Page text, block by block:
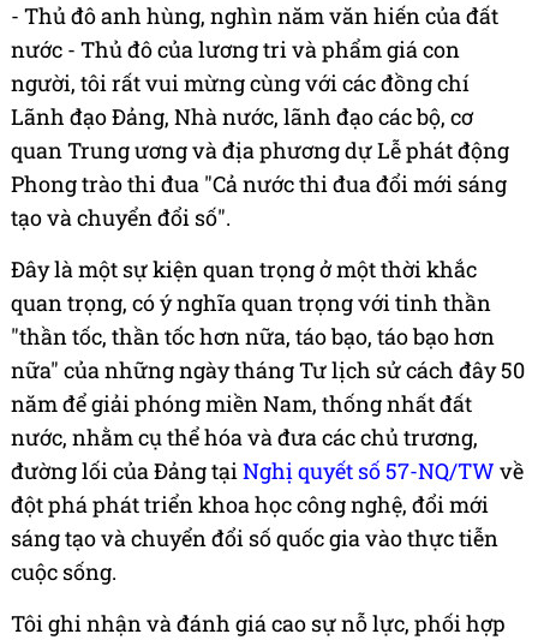
- Thủ đô anh hùng, nghìn năm văn hiến của đất
nước - Thủ đô của lương tri và phẩm giá con
người, tôi rất vui mừng cùng với các đồng chí
Lãnh đạo Đảng, Nhà nước, lãnh đạo các bộ, cơ
quan Trung ương và địa phương dự Lễ phát động
Phong trào thi đua "Cả nước thi đua đổi mới sáng
tạo và chuyển đổi số".
Đây là một sự kiện quan trọng ở một thời khắc
quan trọng, có ý nghĩa quan trọng với tinh thần
"thần tốc, thần tốc hơn nữa, táo bạo, táo bạo hơn
nữa" của những ngày tháng Tư lịch sử cách đây 50
năm để giải phóng miền Nam, thống nhất đất
nước, nhằm cụ thể hóa và đưa các chủ trương,
đường lối của Đảng tạiNghị quyết số 57-NQ/TW về
đột phá phát triển khoa học công nghệ, đổi mới
sáng tạo và chuyển đổi số quốc gia vào thực tiễn
cuộc sống.
Tôi ghi nhận và đánh giá cao sự nỗ lực, phối hợp